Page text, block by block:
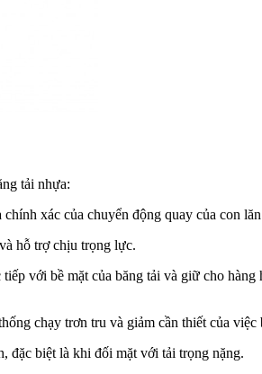
tải nhựa:
xác của chuyển động quay của con
hỗ trợ chịu trọng lực.
với bề mặt của băng tải và giữ cho hàng
chạy trơn tru và giảm cần thiết của việc
đặc biệt là khi đối mặt với tải trọng nặng.